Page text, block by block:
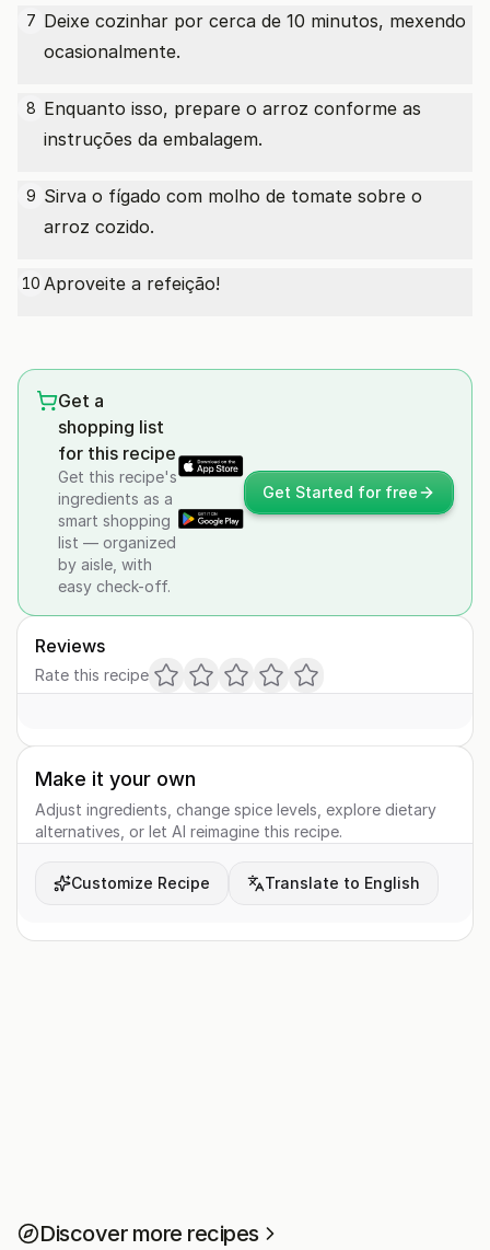
7 Deixe cozinhar por cerca de 10 minutos, mexendo
ocasionalmente.
8 Enquanto isso, prepare o arroz conforme as
instruções da embalagem.
9 Sirva o fígado com molho de tomate sobre o
arroz cozido.
10 Aproveite a refeição!
Get a
shopping list
for this recipe
Get this recipe's
ingredients as a
smart shopping
list — organized
by aisle, with
easy check-off.
Get Started for free
Reviews
Rate this recipe
Make it your own
Adjust ingredients, change spice levels, explore dietary
alternatives, or let AI reimagine this recipe.
Customize Recipe Translate to English
Discover more recipes